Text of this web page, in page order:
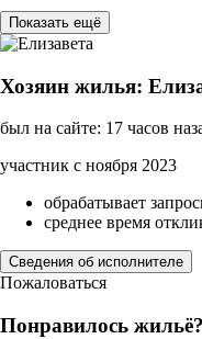
Показать ещё
Хозяин жилья:
был на сайте: 17 часов
участник с ноября 2023
обрабатывает
среднее время
Сведения об исполнителе
Пожаловаться
Понравилось